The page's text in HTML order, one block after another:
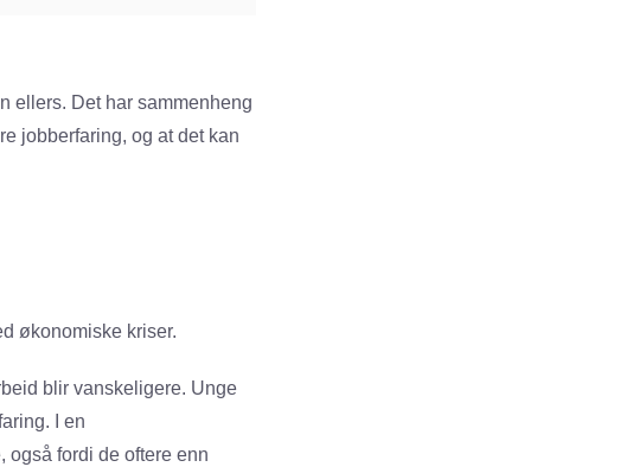
ellers. Det har sammenheng
jobberfaring, og at det kan
økonomiske kriser.
blir vanskeligere. Unge
I en
fordi de oftere enn